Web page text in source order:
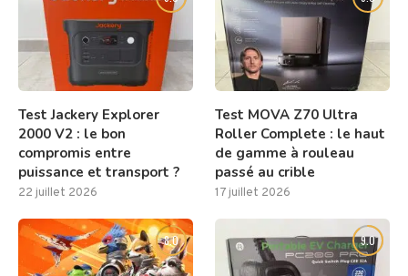
Test Jackery Explorer
2000 V2 : le bon
compromis entre
puissance et transport ?
22 juillet 2026
Test MOVA Z70 Ultra
Roller Complete : le haut
de gamme à rouleau
passé au crible
17 juillet 2026
8.0 9.0